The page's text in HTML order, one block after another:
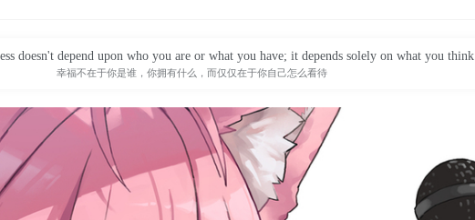
doesn't depend upon who you are or what you have; it depends solely on what you think.
幸福不在于你是谁，你拥有什么，而仅仅在于你自己怎么看待